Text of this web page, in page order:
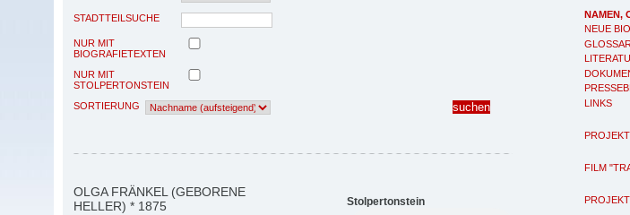
NAMEN,
NEUE
LINKS
FILM
STADTTEILSUCHE
NUR MIT
BIOGRAFIETEXTEN
NUR MIT
STOLPERTONSTEIN
SORTIERUNG
Stolpertonstein
OLGA FRÄNKEL (GEBORENE
HELLER) * 1875